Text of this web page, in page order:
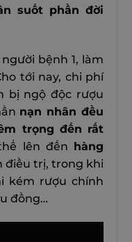
suốt phần đời
bệnh 1, làm
tới nay, chi phí
bị ngộ độc rượu
nạn nhân đều
trọng đến rất
lên đến hàng
điều trị, trong khi
kém rượu chính
đồng…